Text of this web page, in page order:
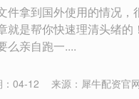
件拿到国外使用的情况
就是帮你快速理清头绪
么亲自跑一....
：04-12 来源：犀牛配资官